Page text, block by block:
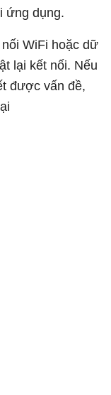
ứng dụng.
WiFi hoặc dữ
lại kết nối. Nếu
được vấn đề,